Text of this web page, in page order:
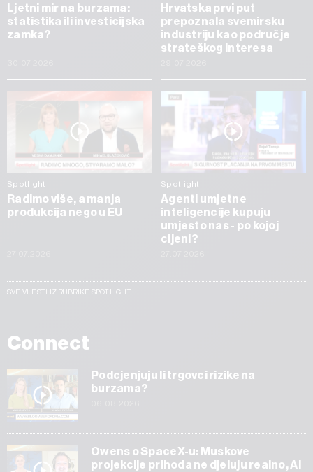
Ljetni mir na burzama:
statistika ili investicijska
zamka?
Hrvatska prvi put
prepoznala svemirsku
industriju kao područje
strateškog interesa
Spotlight
Radimo više, a manja
produkcija nego u EU
Spotlight
Agenti umjetne
inteligencije kupuju
umjesto nas - po kojoj
cijeni?
SVE VIJESTI IZ RUBRIKE SPOTLIGHT
Connect
Podcjenjuju li trgovci rizike na
burzama?
Owens o SpaceX-u: Muskove
projekcije prihoda ne djeluju realno, AI